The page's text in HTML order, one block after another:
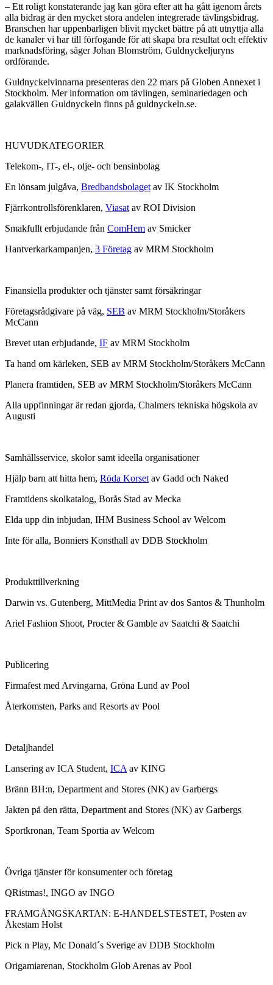
– Ett roligt konstaterande jag kan göra efter att ha gått igenom årets
alla bidrag är den mycket stora andelen integrerade tävlingsbidrag.
Branschen har uppenbarligen blivit mycket bättre på att utnyttja alla
de kanaler vi har till förfogande för att skapa bra resultat och effektiv
marknadsföring, säger Johan Blomström, Guldnyckeljuryns
ordförande.
Guldnyckelvinnarna presenteras den 22 mars på Globen Annexet i
Stockholm. Mer information om tävlingen, seminariedagen och
galakvällen Guldnyckeln finns på guldnyckeln.se.
HUVUDKATEGORIER
Telekom-, IT-, el-, olje- och bensinbolag
En lönsam julgåva, Bredbandsbolaget av IK Stockholm
Fjärrkontrollsförenklaren, Viasat av ROI Division
Smakfullt erbjudande från ComHem av Smicker
Hantverkarkampanjen, 3 Företag av MRM Stockholm
Finansiella produkter och tjänster samt försäkringar
Företagsrådgivare på väg, SEB av MRM Stockholm/Storåkers
McCann
Brevet utan erbjudande, IF av MRM Stockholm
Ta hand om kärleken, SEB av MRM Stockholm/Storåkers McCann
Planera framtiden, SEB av MRM Stockholm/Storåkers McCann
Alla uppfinningar är redan gjorda, Chalmers tekniska högskola av
Augusti
Samhällsservice, skolor samt ideella organisationer
Hjälp barn att hitta hem, Röda Korset av Gadd och Naked
Framtidens skolkatalog, Borås Stad av Mecka
Elda upp din inbjudan, IHM Business School av Welcom
Inte för alla, Bonniers Konsthall av DDB Stockholm
Produkttillverkning
Darwin vs. Gutenberg, MittMedia Print av dos Santos & Thunholm
Ariel Fashion Shoot, Procter & Gamble av Saatchi & Saatchi
Publicering
Firmafest med Arvingarna, Gröna Lund av Pool
Återkomsten, Parks and Resorts av Pool
Detaljhandel
Lansering av ICA Student, ICA av KING
Bränn BH:n, Department and Stores (NK) av Garbergs
Jakten på den rätta, Department and Stores (NK) av Garbergs
Sportkronan, Team Sportia av Welcom
Övriga tjänster för konsumenter och företag
QRistmas!, INGO av INGO
FRAMGÅNGSKARTAN: E-HANDELSTESTET, Posten av
Åkestam Holst
Pick n Play, Mc Donald´s Sverige av DDB Stockholm
Origamiarenan, Stockholm Glob Arenas av Pool